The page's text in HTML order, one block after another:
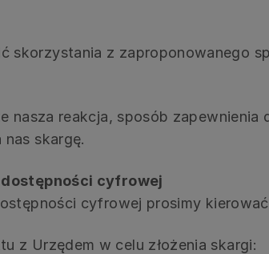
skorzystania z zaproponowanego
nasza reakcja, sposób
nas skargę.
dostępności cyfrowej
cyfrowej prosimy
z Urzędem w celu złożenia skargi: